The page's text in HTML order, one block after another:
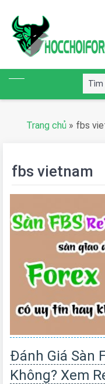
Tìm
kiếm:
Trang chủ » fbs
fbs vietnam
Đánh Giá Sàn
Không? Xem